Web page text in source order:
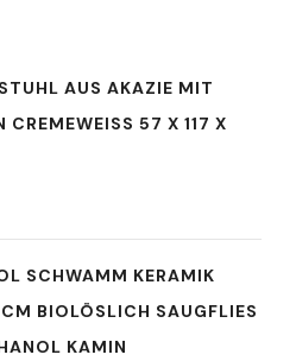
AUS AKAZIE MIT
57 X 117 X 1
SCHWAMM KERAMIK
BIOLÖSLICH SAUGFLIES
KAMIN